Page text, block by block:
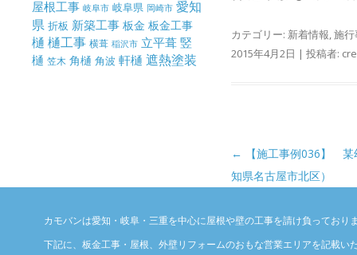
カテゴリー: 新着情報,施
2015年4月2日 | 投稿者:
投稿ナビゲーション
←
【施工事例036】 某
知県名古屋市北区）
屋根工事 岐阜市 岐阜県 岡崎市 愛知
県 折板 新築工事 板金 板金工事
樋 樋工事 横葺 稲沢市 立平葺 竪
樋 笠木 角樋 角波 軒樋 遮熱塗装
カモバンは愛知・岐阜・三重を中心に屋根や壁の工事を請け負っており
下記に、板金工事・屋根、外壁リフォームのおもな営業エリアを記載い